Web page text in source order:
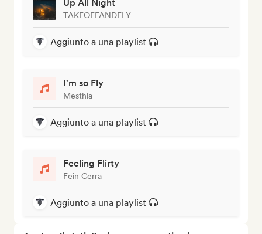
Up All Night
TAKEOFFANDFLY
Aggiunto a una playlist
I'm so Fly
Mesthia
Aggiunto a una playlist
Feeling Flirty
Fein Cerra
Aggiunto a una playlist